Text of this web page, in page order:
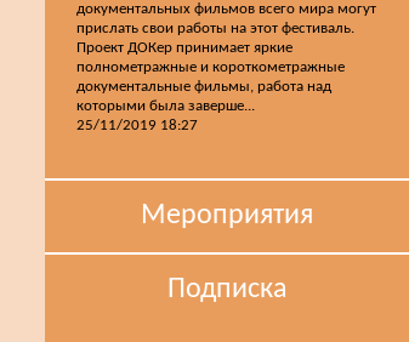
документальных фильмов всего мира могут
прислать свои работы на этот фестиваль.
Проект ДОКер принимает яркие
полнометражные и короткометражные
документальные фильмы, работа над
которыми была заверше...
25/11/2019 18:27
Мероприятия
Подписка